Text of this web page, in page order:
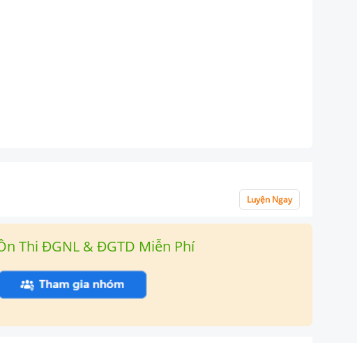
Luyện Ngay
Thi ĐGNL & ĐGTD Miễn Phí